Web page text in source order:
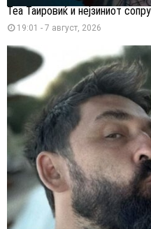
Теа Таировиќ и нејзиниот
19:01 - 7 август, 2026